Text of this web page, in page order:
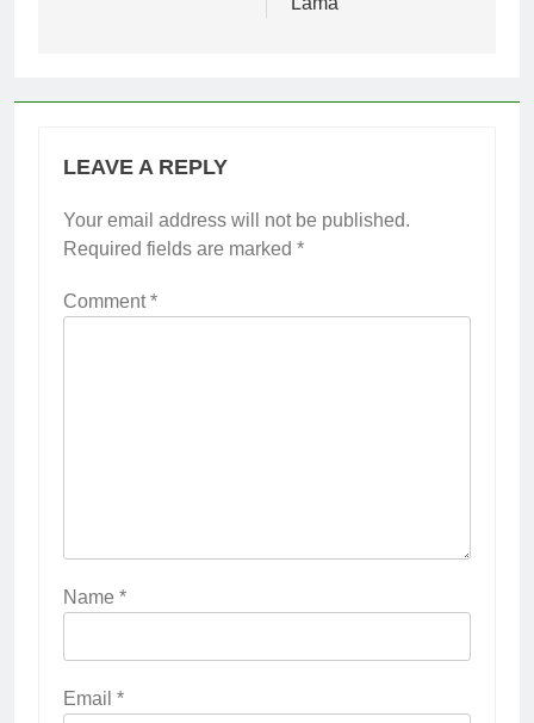
LEAVE A REPLY
Your email address will not be published.
Required fields are marked *
Comment*
Name *
Email *